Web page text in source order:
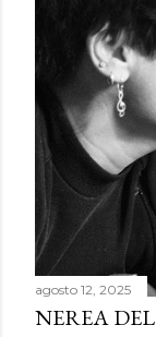
agosto 12, 2025
NEREA